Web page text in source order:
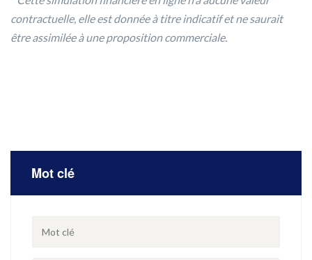
contractuelle, elle est donnée à titre indicatif et ne saurait
être assimilée à une proposition commerciale.
Mot clé